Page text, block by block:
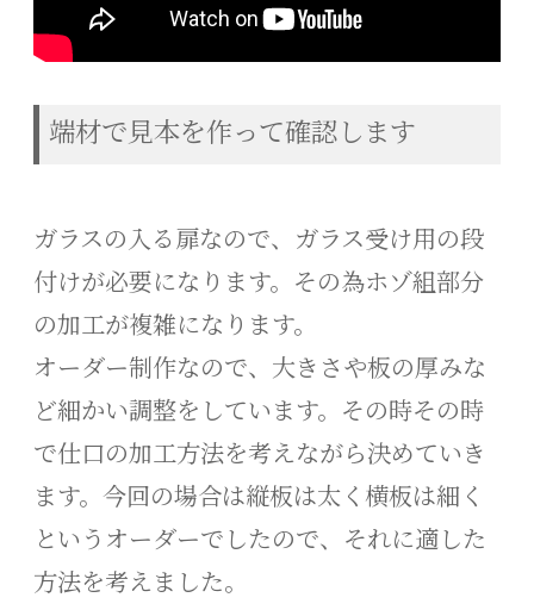
端材で見本を作って確認します
ガラスの入る扉なので、ガラス受け用の段
付けが必要になります。その為ホゾ組部分
の加工が複雑になります。
オーダー制作なので、大きさや板の厚みな
ど細かい調整をしています。その時その時
で仕口の加工方法を考えながら決めていき
ます。今回の場合は縦板は太く横板は細く
というオーダーでしたので、それに適した
方法を考えました。